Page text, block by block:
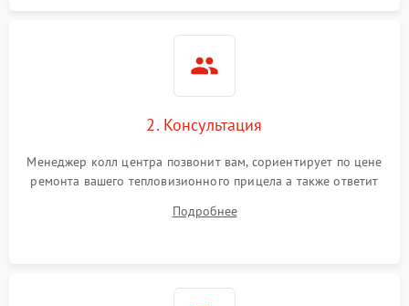
2. Консультация
Менеджер колл центра позвонит вам, сориентирует по цене
ремонта вашего тепловизионного прицела а также ответит
Подробнее